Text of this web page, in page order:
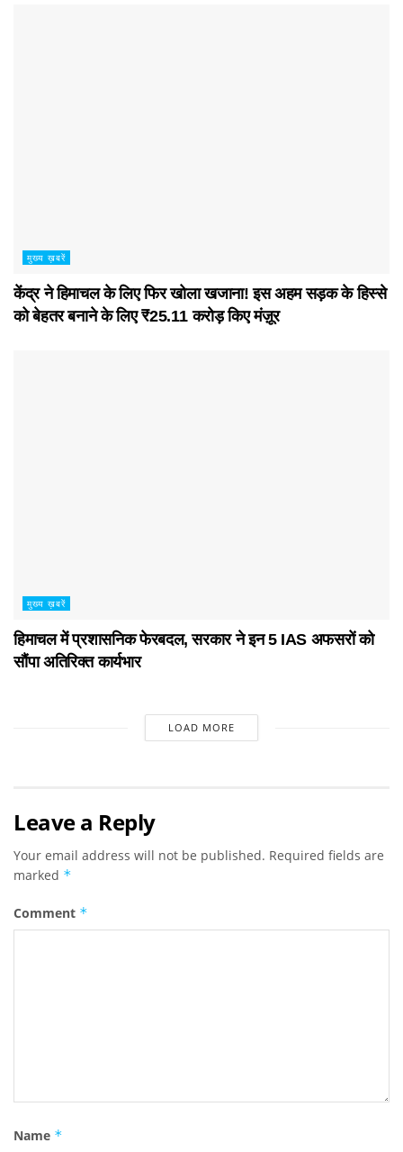
मुख्य ख़बरें
केंद्र ने हिमाचल के लिए फिर खोला खजाना! इस अहम सड़क के हिस्से
को बेहतर बनाने के लिए ₹25.11 करोड़ किए मंज़ूर
मुख्य ख़बरें
हिमाचल में प्रशासनिक फेरबदल, सरकार ने इन 5 IAS अफसरों को
सौंपा अतिरिक्त कार्यभार
LOAD MORE
Leave a Reply
Your email address will not be published. Required fields are
marked *
Comment *
Name *